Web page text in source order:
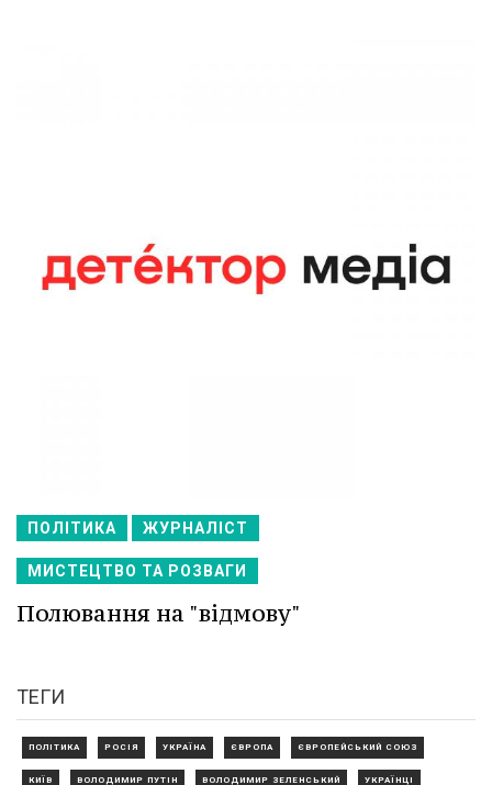
ПОЛІТИКА ЖУРНАЛІСТ
МИСТЕЦТВО ТА РОЗВАГИ
Полювання на "відмову"
ТЕГИ
ПОЛІТИКА РОСІЯ УКРАЇНА ЄВРОПА ЄВРОПЕЙСЬКИЙ СОЮЗ
КИЇВ ВОЛОДИМИР ПУТІН ВОЛОДИМИР ЗЕЛЕНСЬКИЙ УКРАЇНЦІ